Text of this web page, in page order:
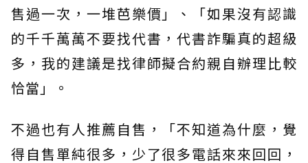
售過一次，一堆芭樂價」、「如果沒有認識
的千千萬萬不要找代書，代書詐騙真的超級
多，我的建議是找律師擬合約親自辦理比較
恰當」。
不過也有人推薦自售，「不知道為什麼，覺
得自售單純很多，少了很多電話來來回回，